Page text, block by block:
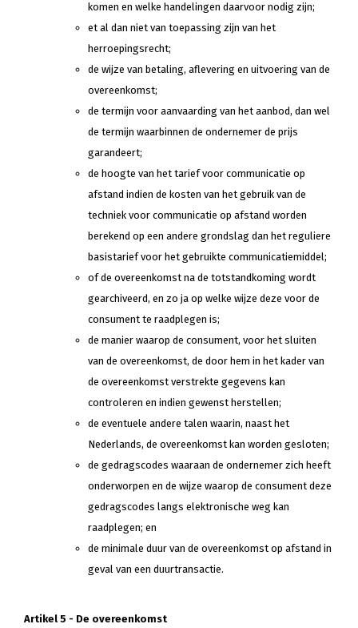
komen en welke handelingen daarvoor nodig zijn;
et al dan niet van toepassing zijn van het
herroepingsrecht;
de wijze van betaling, aflevering en uitvoering van de
overeenkomst;
de termijn voor aanvaarding van het aanbod, dan wel
de termijn waarbinnen de ondernemer de prijs
garandeert;
de hoogte van het tarief voor communicatie op
afstand indien de kosten van het gebruik van de
techniek voor communicatie op afstand worden
berekend op een andere grondslag dan het reguliere
basistarief voor het gebruikte communicatiemiddel;
of de overeenkomst na de totstandkoming wordt
gearchiveerd, en zo ja op welke wijze deze voor de
consument te raadplegen is;
de manier waarop de consument, voor het sluiten
van de overeenkomst, de door hem in het kader van
de overeenkomst verstrekte gegevens kan
controleren en indien gewenst herstellen;
de eventuele andere talen waarin, naast het
Nederlands, de overeenkomst kan worden gesloten;
de gedragscodes waaraan de ondernemer zich heeft
onderworpen en de wijze waarop de consument deze
gedragscodes langs elektronische weg kan
raadplegen; en
de minimale duur van de overeenkomst op afstand in
geval van een duurtransactie.
Artikel 5 - De overeenkomst